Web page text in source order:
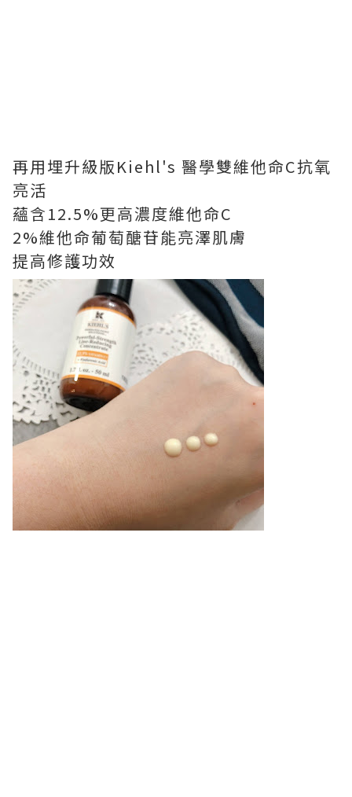
再用埋升級版Kiehl's 醫學雙維他命C抗氧
亮活
蘊含12.5%更高濃度維他命C
2%維他命葡萄醣苷能亮澤肌膚
提高修護功效